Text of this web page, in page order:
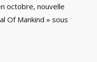
octobre, nouvelle
Of Mankind » sous